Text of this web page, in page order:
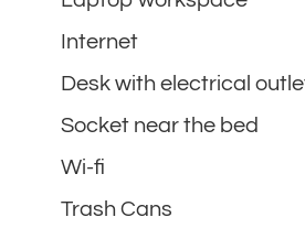
Internet
Desk with electrical
Socket near the bed
Wi-fi
Trash Cans